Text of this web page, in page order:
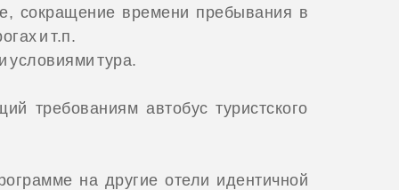
сокращение времени пребывания в
и т.п.
условиями тура.
требованиям автобус туристского
на другие отели идентичной